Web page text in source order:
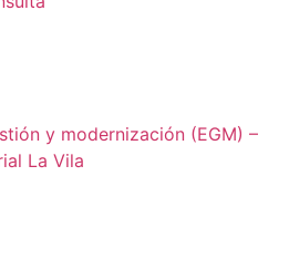
y modernización (EGM) –
La Vila